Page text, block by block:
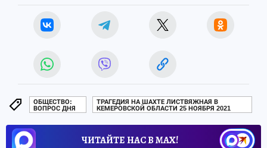
ОБЩЕСТВО:
ВОПРОС ДНЯ
ТРАГЕДИЯ НА ШАХТЕ ЛИСТВЯЖНАЯ В
КЕМЕРОВСКОЙ ОБЛАСТИ 25 НОЯБРЯ 2021
ЧИТАЙТЕ НАС В МАХ!